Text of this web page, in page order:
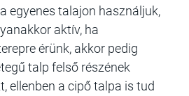
egyenes talajon használjuk,
aktív, ha
érünk, akkor pedig
talp felső részének
ellenben a cipő talpa is tud